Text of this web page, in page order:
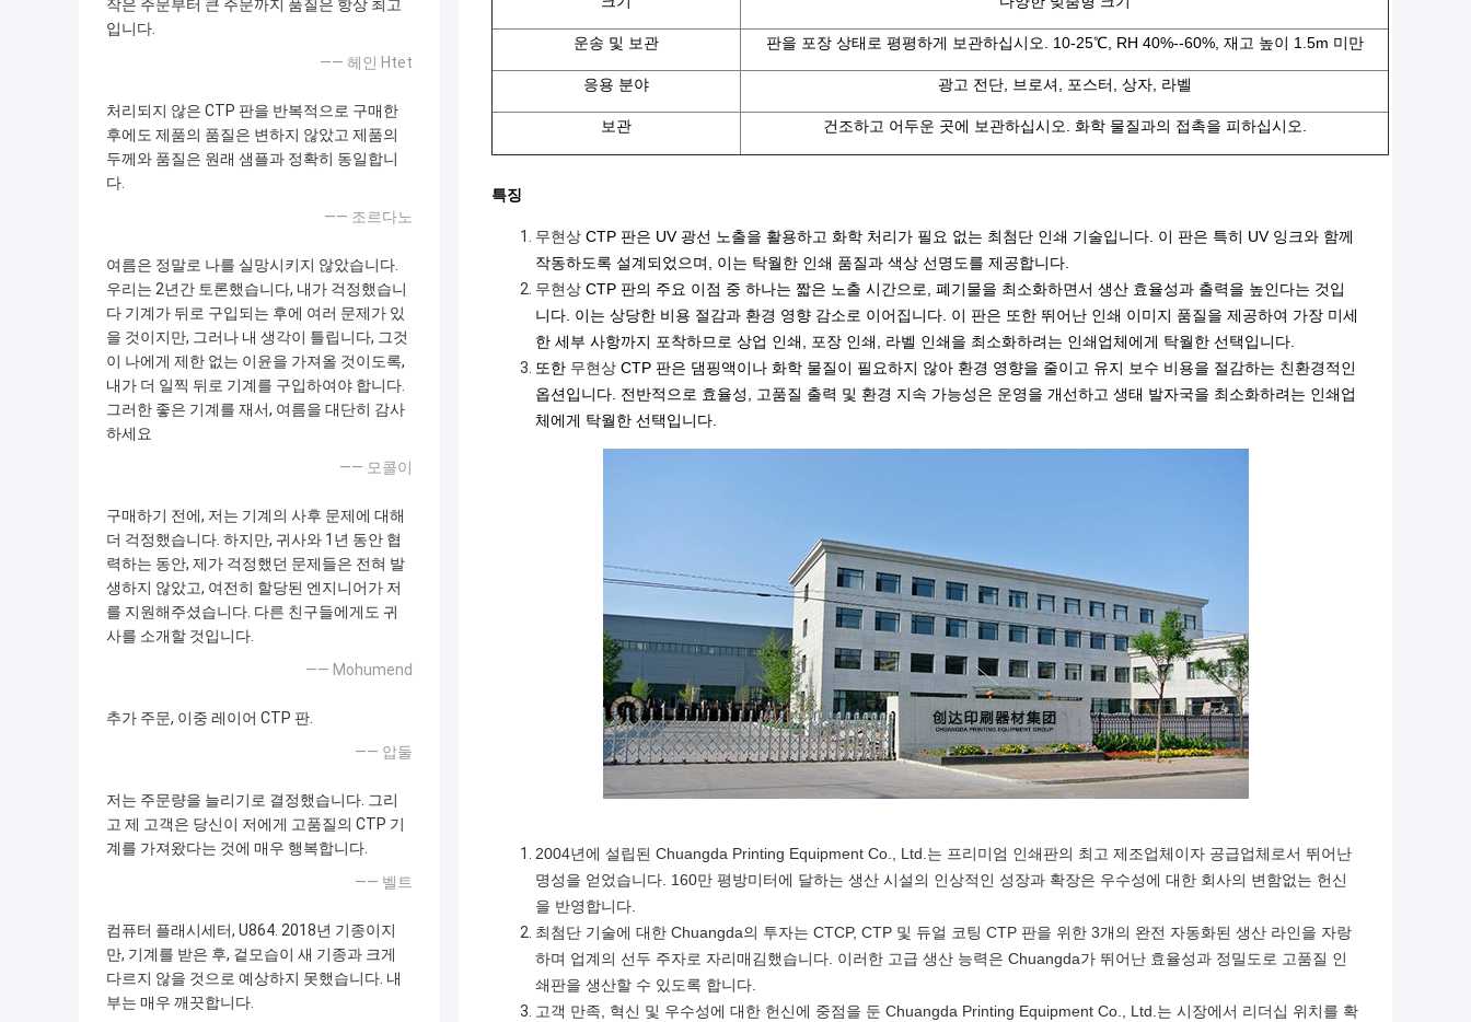
작은 주문부터 큰 주문까지 품질은 항상 최고
입니다.
—— 헤인 Htet
처리되지 않은 CTP 판을 반복적으로 구매한
후에도 제품의 품질은 변하지 않았고 제품의
두께와 품질은 원래 샘플과 정확히 동일합니
다.
—— 조르다노
여름은 정말로 나를 실망시키지 않았습니다.
우리는 2년간 토론했습니다, 내가 걱정했습니
다 기계가 뒤로 구입되는 후에 여러 문제가 있
을 것이지만, 그러나 내 생각이 틀립니다, 그것
이 나에게 제한 없는 이윤을 가져올 것이도록,
내가 더 일찍 뒤로 기계를 구입하여야 합니다.
그러한 좋은 기계를 재서, 여름을 대단히 감사
하세요
—— 모콜이
구매하기 전에, 저는 기계의 사후 문제에 대해
더 걱정했습니다. 하지만, 귀사와 1년 동안 협
력하는 동안, 제가 걱정했던 문제들은 전혀 발
생하지 않았고, 여전히 할당된 엔지니어가 저
를 지원해주셨습니다. 다른 친구들에게도 귀
사를 소개할 것입니다.
—— Mohumend
추가 주문, 이중 레이어 CTP 판.
—— 압둘
저는 주문량을 늘리기로 결정했습니다. 그리
고 제 고객은 당신이 저에게 고품질의 CTP 기
계를 가져왔다는 것에 매우 행복합니다.
—— 벨트
컴퓨터 플래시세터, U864. 2018년 기종이지
만, 기계를 받은 후, 겉모습이 새 기종과 크게
다르지 않을 것으로 예상하지 못했습니다. 내
부는 매우 깨끗합니다.
운송 및 보관 판을 포장 상태로 평평하게 보관하십시오. 10-25℃, RH 40%--60%, 재고 높이 1.5m 미만
응용 분야 광고 전단, 브로셔, 포스터, 상자, 라벨
보관 건조하고 어두운 곳에 보관하십시오. 화학 물질과의 접촉을 피하십시오.
특징
무현상 CTP 판은 UV 광선 노출을 활용하고 화학 처리가 필요 없는 최첨단 인쇄 기술입니다. 이 판은 특히 UV 잉크와 함께
작동하도록 설계되었으며, 이는 탁월한 인쇄 품질과 색상 선명도를 제공합니다.
무현상 CTP 판의 주요 이점 중 하나는 짧은 노출 시간으로, 폐기물을 최소화하면서 생산 효율성과 출력을 높인다는 것입
니다. 이는 상당한 비용 절감과 환경 영향 감소로 이어집니다. 이 판은 또한 뛰어난 인쇄 이미지 품질을 제공하여 가장 미세
한 세부 사항까지 포착하므로 상업 인쇄, 포장 인쇄, 라벨 인쇄을 최소화하려는 인쇄업체에게 탁월한 선택입니다.
또한 무현상 CTP 판은 댐핑액이나 화학 물질이 필요하지 않아 환경 영향을 줄이고 유지 보수 비용을 절감하는 친환경적인
옵션입니다. 전반적으로 효율성, 고품질 출력 및 환경 지속 가능성은 운영을 개선하고 생태 발자국을 최소화하려는 인쇄업
체에게 탁월한 선택입니다.
2004년에 설립된 Chuangda Printing Equipment Co., Ltd.는 프리미엄 인쇄판의 최고 제조업체이자 공급업체로서 뛰어난
명성을 얻었습니다. 160만 평방미터에 달하는 생산 시설의 인상적인 성장과 확장은 우수성에 대한 회사의 변함없는 헌신
을 반영합니다.
최첨단 기술에 대한 Chuangda의 투자는 CTCP, CTP 및 듀얼 코팅 CTP 판을 위한 3개의 완전 자동화된 생산 라인을 자랑
하며 업계의 선두 주자로 자리매김했습니다. 이러한 고급 생산 능력은 Chuangda가 뛰어난 효율성과 정밀도로 고품질 인
쇄판을 생산할 수 있도록 합니다.
고객 만족, 혁신 및 우수성에 대한 헌신에 중점을 둔 Chuangda Printing Equipment Co., Ltd.는 시장에서 리더십 위치를 확